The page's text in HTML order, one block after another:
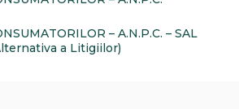
– A.N.P.C. – SAL
a Litigiilor)